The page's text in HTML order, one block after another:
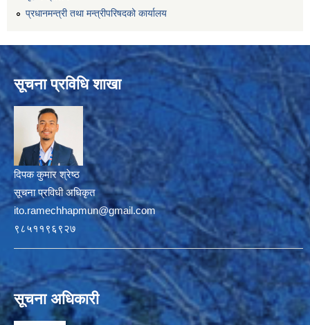
प्रधानमन्त्री तथा मन्त्रीपरिषदको कार्यालय
सूचना प्रविधि शाखा
दिपक कुमार श्रेष्ठ
सूचना प्रविधी अधिकृत
ito.ramechhapmun@gmail.com
९८५११९६९२७
सूचना अधिकारी